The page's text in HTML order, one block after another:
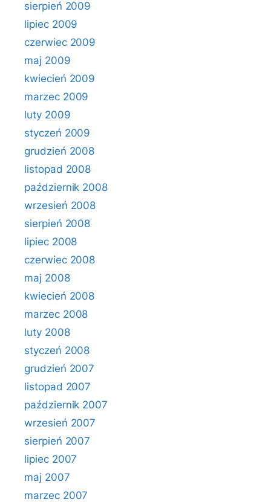
sierpień 2009
lipiec 2009
czerwiec 2009
maj 2009
kwiecień 2009
marzec 2009
luty 2009
styczeń 2009
grudzień 2008
listopad 2008
październik 2008
wrzesień 2008
sierpień 2008
lipiec 2008
czerwiec 2008
maj 2008
kwiecień 2008
marzec 2008
luty 2008
styczeń 2008
grudzień 2007
listopad 2007
październik 2007
wrzesień 2007
sierpień 2007
lipiec 2007
maj 2007
marzec 2007